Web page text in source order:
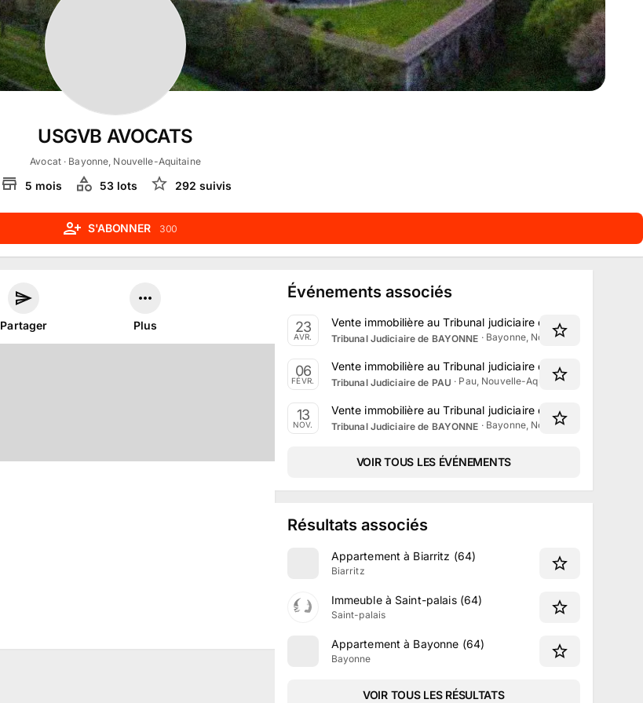
USGVB AVOCATS
Avocat· Bayonne, Nouvelle-Aquitaine
5 mois 53lots 292 suivis
S'ABONNER 300
Partager Plus
Événements associés
23
AVR.
Vente immobilière au Tribunal judiciaire de Bayonne le 23
Tribunal Judiciaire de BAYONNE · Bayonne, Nouvelle-Aquitaine
06
FÉVR.
Vente immobilière au Tribunal judiciaire de Pau le 6 Février
Tribunal Judiciaire de PAU · Pau, Nouvelle-Aquitaine
13
NOV.
Vente immobilière au Tribunal judiciaire de Bayonne le 13
Tribunal Judiciaire de BAYONNE · Bayonne, Nouvelle-Aquitaine
VOIR TOUS LES ÉVÉNEMENTS
Résultats associés
Appartement à Biarritz (64)
Biarritz
Immeuble à Saint-palais (64)
Saint-palais
Appartement à Bayonne (64)
Bayonne
VOIR TOUS LES RÉSULTATS